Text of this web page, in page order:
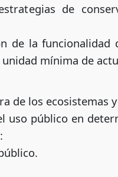
de
de la
mínima de
de los ecosistemas
público en